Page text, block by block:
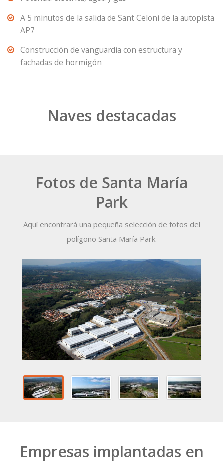
A 5 minutos de la salida de Sant Celoni de la autopista
AP7
Construcción de vanguardia con estructura y
fachadas de hormigón
Naves destacadas
Fotos de Santa María
Park
Aquí encontrará una pequeña selección de fotos del
polígono Santa María Park.
Empresas implantadas en